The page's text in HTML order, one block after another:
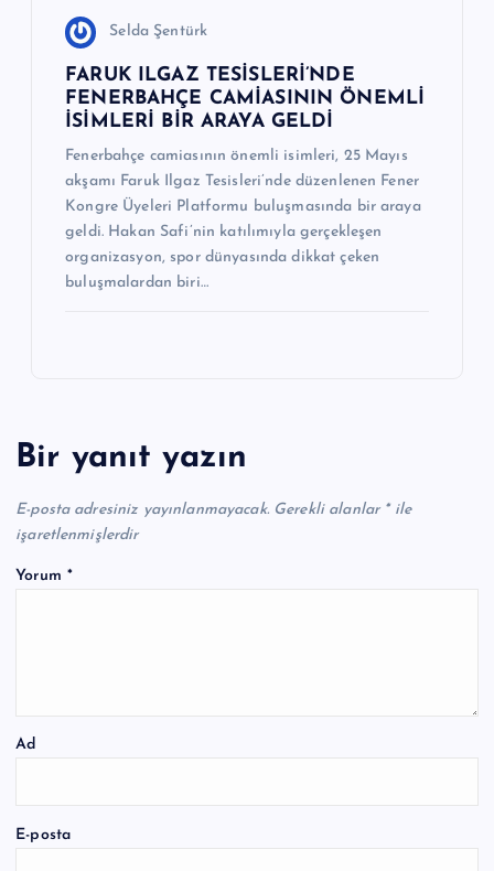
Selda Şentürk
FARUK ILGAZ TESİSLERİ’NDE
FENERBAHÇE CAMİASININ ÖNEMLİ
İSİMLERİ BİR ARAYA GELDİ
Fenerbahçe camiasının önemli isimleri, 25 Mayıs
akşamı Faruk Ilgaz Tesisleri’nde düzenlenen Fener
Kongre Üyeleri Platformu buluşmasında bir araya
geldi. Hakan Safi’nin katılımıyla gerçekleşen
organizasyon, spor dünyasında dikkat çeken
buluşmalardan biri…
Bir yanıt yazın
E-posta adresiniz yayınlanmayacak. Gerekli alanlar *ile
işaretlenmişlerdir
Yorum *
Ad
E-posta